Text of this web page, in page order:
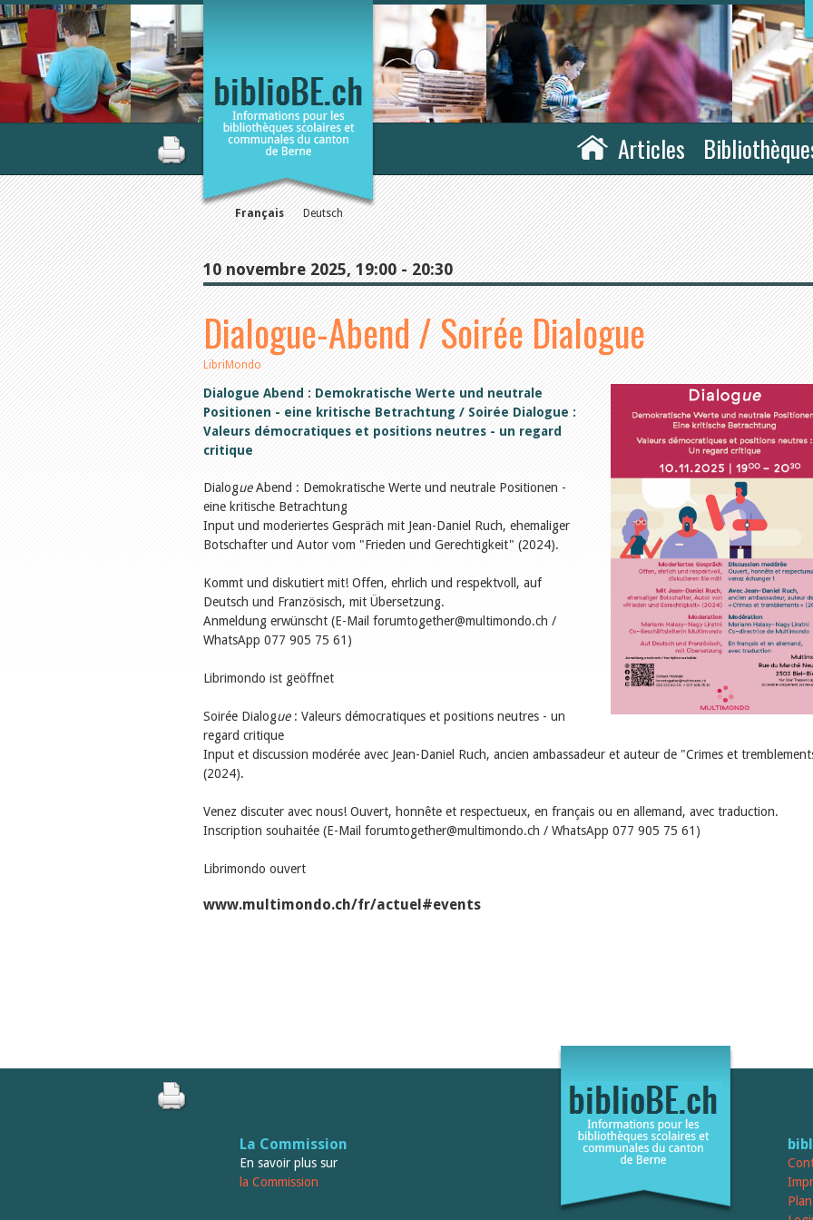
Français Deutsch
Articles
10 novembre 2025, 19:00 - 20:30
Dialogue-Abend / Soirée Dialogue
LibriMondo
Dialogue Abend : Demokratische Werte und neutrale
Positionen - eine kritische Betrachtung / Soirée Dialogue :
Valeurs démocratiques et positions neutres - un regard
critique
DialogueAbend : Demokratische Werte und neutrale Positionen -
eine kritische Betrachtung
Input und moderiertes Gespräch mit Jean-Daniel Ruch, ehemaliger
Botschafter und Autor vom "Frieden und Gerechtigkeit" (2024).
Kommt und diskutiert mit! Offen, ehrlich und respektvoll, auf
Deutsch und Französisch, mit Übersetzung.
Anmeldung erwünscht (E-Mail forumtogether@multimondo.ch /
WhatsApp 077 905 75 61)
Librimondo ist geöffnet
Soirée Dialogue: Valeurs démocratiques et positions neutres - un
regard critique
Input et discussion modérée avec Jean-Daniel Ruch, ancien ambassadeur et auteur de "Crimes et
(2024).
Venez discuter avec nous! Ouvert, honnête et respectueux, en français ou en allemand, avec traduction.
Inscription souhaitée (E-Mail forumtogether@multimondo.ch / WhatsApp 077 905 75 61)
Librimondo ouvert
www.multimondo.ch/fr/actuel#events
La Commission
En savoir plus sur
la Commission